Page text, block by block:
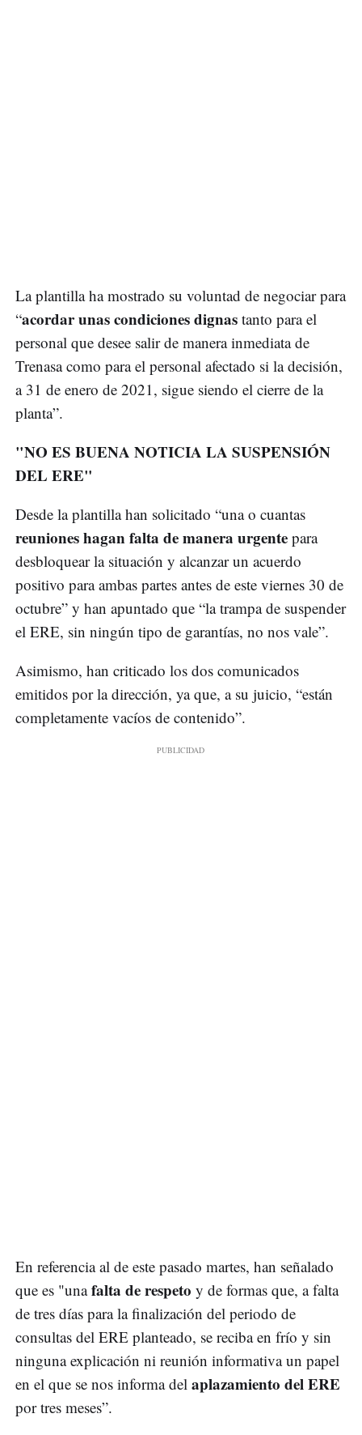
La plantilla ha mostrado su voluntad de negociar para
“acordar unas condiciones dignas tanto para el
personal que desee salir de manera inmediata de
Trenasa como para el personal afectado si la decisión,
a 31 de enero de 2021, sigue siendo el cierre de la
planta”.
"NO ES BUENA NOTICIA LA SUSPENSIÓN
DEL ERE"
Desde la plantilla han solicitado “una o cuantas
reuniones hagan falta de manera urgente para
desbloquear la situación y alcanzar un acuerdo
positivo para ambas partes antes de este viernes 30 de
octubre” y han apuntado que “la trampa de suspender
el ERE, sin ningún tipo de garantías, no nos vale”.
Asimismo, han criticado los dos comunicados
emitidos por la dirección, ya que, a su juicio, “están
completamente vacíos de contenido”.
En referencia al de este pasado martes, han señalado
que es "unafalta de respeto y de formas que, a falta
de tres días para la finalización del periodo de
consultas del ERE planteado, se reciba en frío y sin
ninguna explicación ni reunión informativa un papel
en el que se nos informa del aplazamiento del ERE
por tres meses”.